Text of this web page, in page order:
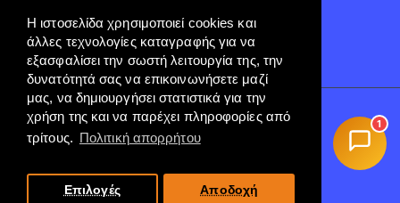
Η ιστοσελίδα χρησιμοποιεί cookies και
άλλες τεχνολογίες καταγραφής για να
εξασφαλίσει την σωστή λειτουργία της, την
δυνατότητά σας να επικοινωνήσετε μαζί
μας, να δημιουργήσει στατιστικά για την
χρήση της και να παρέχει πληροφορίες από
τρίτους. Πολιτική απορρήτου
Επιλογές Αποδοχή
Copyright © 2022, ERGO-GROUP, All Rights Reserved
----
1